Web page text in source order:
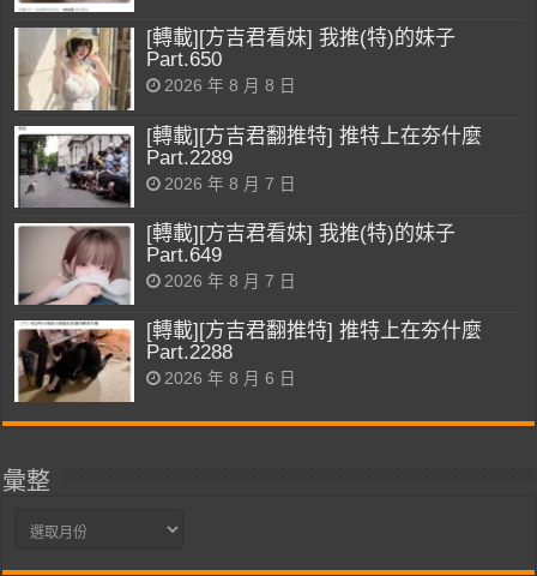
[轉載][方吉君看妹] 我推(特)的妹子
Part.650
2026 年 8 月 8 日
[轉載][方吉君翻推特] 推特上在夯什麼
Part.2289
2026 年 8 月 7 日
[轉載][方吉君看妹] 我推(特)的妹子
Part.649
2026 年 8 月 7 日
[轉載][方吉君翻推特] 推特上在夯什麼
Part.2288
2026 年 8 月 6 日
彙整
彙